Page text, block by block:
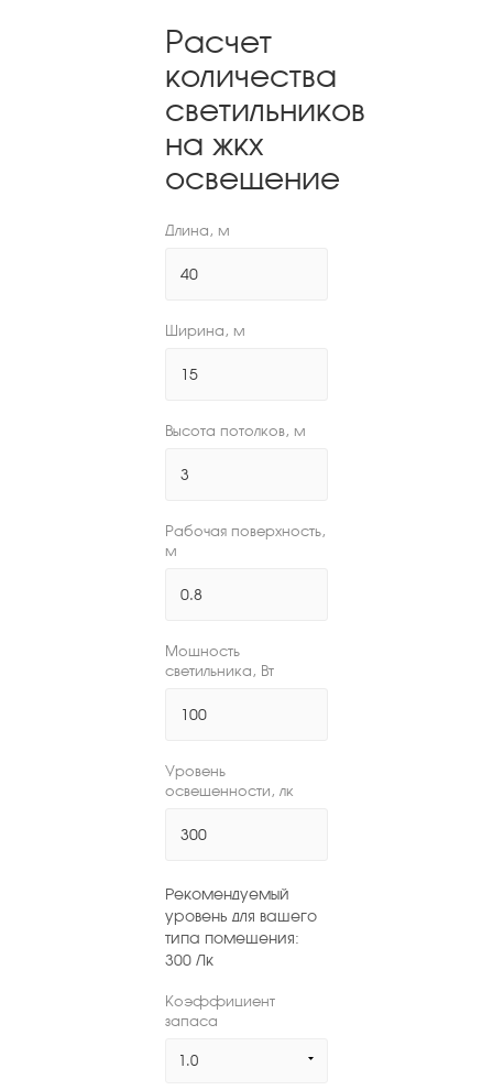
Расчет
количества
светильников
на жкх
освещение
Длина, м
Ширина, м
Высота потолков, м
Рабочая поверхность,
м
Мощность
светильника, Вт
Уровень
освещенности, лк
Рекомендуемый
уровень для вашего
типа помещения:
300 Лк
Коэффициент
запаса
1.0